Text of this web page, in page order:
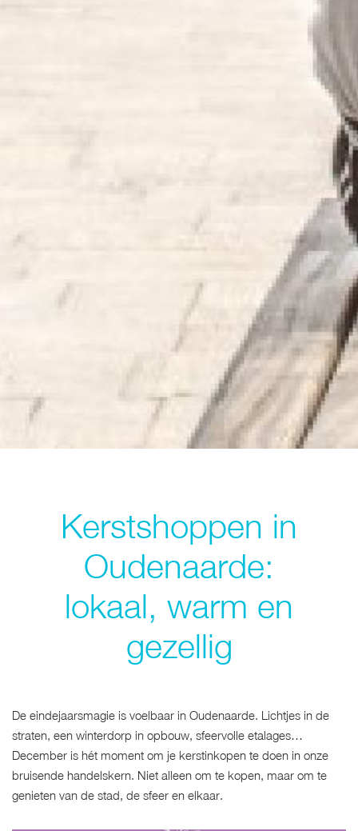
Kerstshoppen in
Oudenaarde:
lokaal, warm en
gezellig
De eindejaarsmagie is voelbaar in Oudenaarde. Lichtjes in de
straten, een winterdorp in opbouw, sfeervolle etalages…
December is hét moment om je kerstinkopen te doen in onze
bruisende handelskern. Niet alleen om te kopen, maar om te
genieten van de stad, de sfeer en elkaar.